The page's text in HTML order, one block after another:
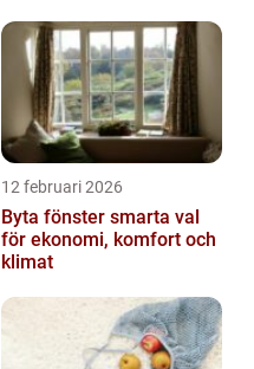
12 februari 2026
Byta fönster smarta val
för ekonomi, komfort och
klimat